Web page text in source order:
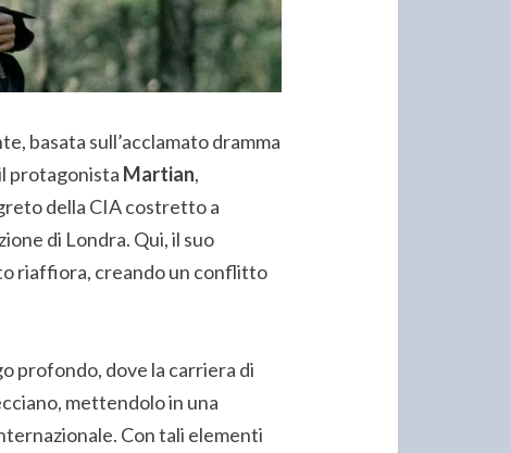
basata sull’acclamato dramma
protagonista Martian,
della CIA costretto a
di Londra. Qui, il suo
riaffiora, creando un conflitto
profondo, dove la carriera di
mettendolo in una
Con tali elementi